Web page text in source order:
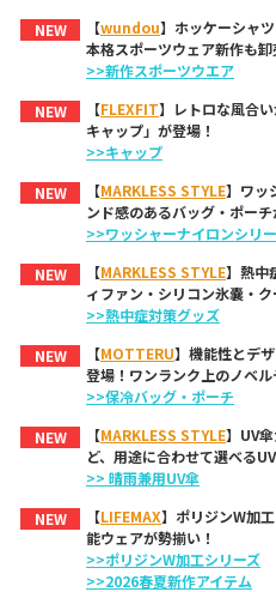
NEW
【wundou】ホッケーシャ
本格スポーツウェア新作も卸
>>新作スポーツウエア
NEW
【FLEXFIT】レトロな風合
キャップ」が登場！
>>キャップ
NEW
【MARKLESS STYLE】ワッ
ンド感のあるバッグ・ポーチ
>>ワッシャーナイロンシリ
NEW
【MARKLESS STYLE】熱中
ィファン・シリコン氷嚢・
>>熱中症対策グッズ
NEW
【MOTTERU】機能性とデ
登場！ワンランク上のノベル
>>保冷バッグ・ポーチ
NEW
【MARKLESS STYLE】UV
ど、用途に合わせて選べる
>> 晴雨兼用UV傘
NEW
【LIFEMAX】ポリジンW加
能ウェアが勢揃い！
>>ポリジンW加工シリーズ
>>2026春夏新作アイテム